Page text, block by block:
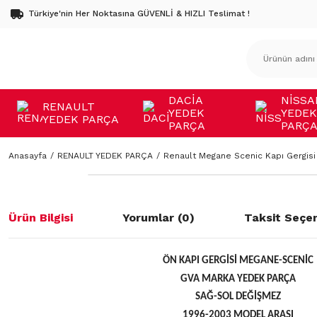
Türkiye'nin Her Noktasına GÜVENLİ & HIZLI Teslimat !
RENAULT
YEDEK PARÇA
DACİA
YEDEK
PARÇA
YEDEK
PARÇA
Anasayfa RENAULT YEDEK PARÇA Renault Megane Scenic Kapı Gergisi
Ürün Bilgisi Yorumlar (0) Taksit
ÖN KAPI GERGİSİ MEGANE-SCENİC
GVA MARKA YEDEK PARÇA
SAĞ-SOL DEĞİŞMEZ